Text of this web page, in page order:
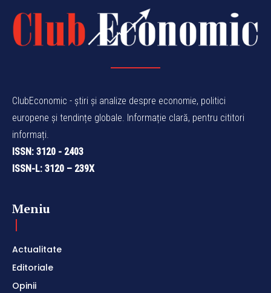
ClubEconomic - știri și analize despre economie, politici
europene și tendințe globale. Informație clară, pentru cititori
informați.
ISSN: 3120 - 2403
ISSN-L: 3120 – 239X
Meniu
Actualitate
Editoriale
Opinii